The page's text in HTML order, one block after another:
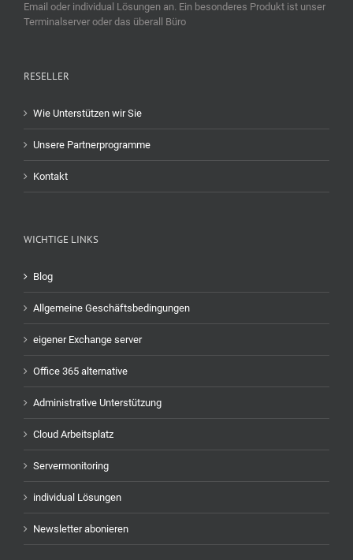
Email oder individual Lösungen an. Ein besonderes Produkt ist unser
Terminalserver oder das überall Büro
RESELLER
Wie Unterstützen wir Sie
Unsere Partnerprogramme
Kontakt
WICHTIGE LINKS
Blog
Allgemeine Geschäftsbedingungen
eigener Exchange server
Office 365 alternative
Administrative Unterstützung
Cloud Arbeitsplatz
Servermonitoring
individual Lösungen
Newsletter abonieren